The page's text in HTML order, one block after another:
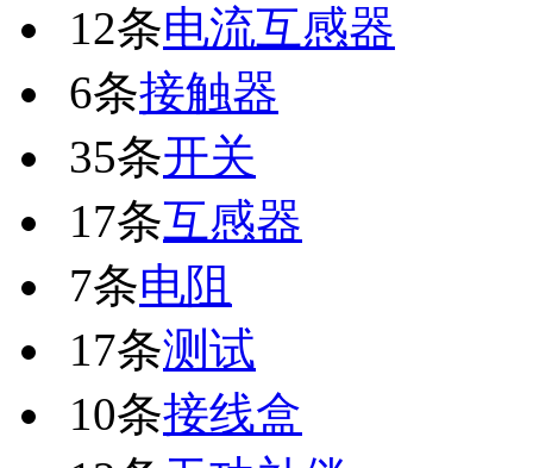
12条电流互感器
6条接触器
35条开关
17条互感器
7条电阻
17条测试
10条接线盒